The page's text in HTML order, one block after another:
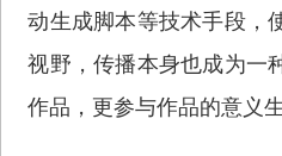
动生成脚本等技术手段，
视野，传播本身也成为
作品，更参与作品的意义生